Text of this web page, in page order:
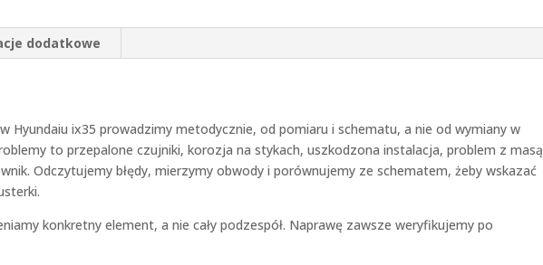
dodatkowe
Hyundaiu ix35 prowadzimy metodycznie, od pomiaru i schematu, a nie od wymiany w
to przepalone czujniki, korozja na stykach, uszkodzona instalacja, problem z masą
Odczytujemy błędy, mierzymy obwody i porównujemy ze schematem, żeby wskazać
konkretny element, a nie cały podzespół. Naprawę zawsze weryfikujemy po